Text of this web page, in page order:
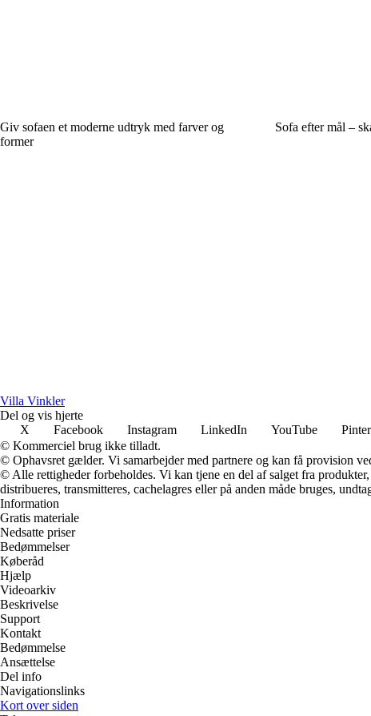
Giv sofaen et moderne udtryk med farver og
former
Sofa efter mål –
Villa Vinkler
Del og vis hjerte
X
Facebook Instagram LinkedIn YouTube
© Kommerciel brug ikke tilladt.
© Ophavsret gælder. Vi samarbejder med partnere og kan få provision
© Alle rettigheder forbeholdes. Vi kan tjene en del af salget fra
distribueres, transmitteres, cachelagres eller på anden måde bruges,
Information
Gratis materiale
Nedsatte priser
Bedømmelser
Køberåd
Hjælp
Videoarkiv
Beskrivelse
Support
Kontakt
Bedømmelse
Ansættelse
Del info
Navigationslinks
Kort over siden